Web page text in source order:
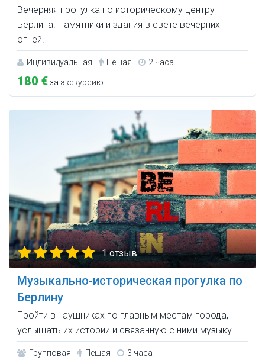
Вечерняя прогулка по историческому центру
Берлина. Памятники и здания в свете вечерних
огней.
Индивидуальная Пешая 2 часа
180 €за экскурсию
1 отзыв
Музыкально-историческая прогулка по
Берлину
Пройти в наушниках по главным местам города,
услышать их истории и связанную с ними музыку.
Групповая Пешая 3 часа